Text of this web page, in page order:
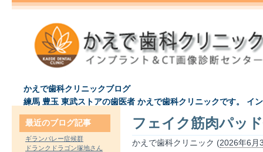
かえで歯科クリニックブログ
練馬 豊玉 東武ストアの歯医者 かえで歯科クリニックです。 イ
フェイク筋肉パッ
かえで歯科クリニック (2026年6月
最近のブログ記事
ギランバレー症候群
ドランクドラゴン塚地さん